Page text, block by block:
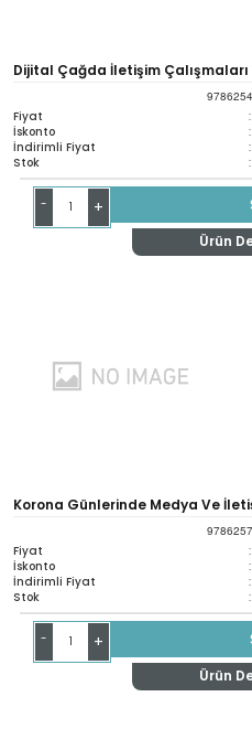
Dijital Çağda İletişim
Fiyat :
İskonto :
İndirimli Fiyat :
Stok :
- +
Ürün
Korona Günlerinde Medya Ve
Fiyat :
İskonto :
İndirimli Fiyat :
Stok :
- +
Ürün